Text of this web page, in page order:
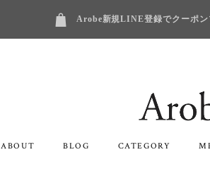
Arobe新規LINE登録でクーポ
ABOUT BLOG CATEGORY